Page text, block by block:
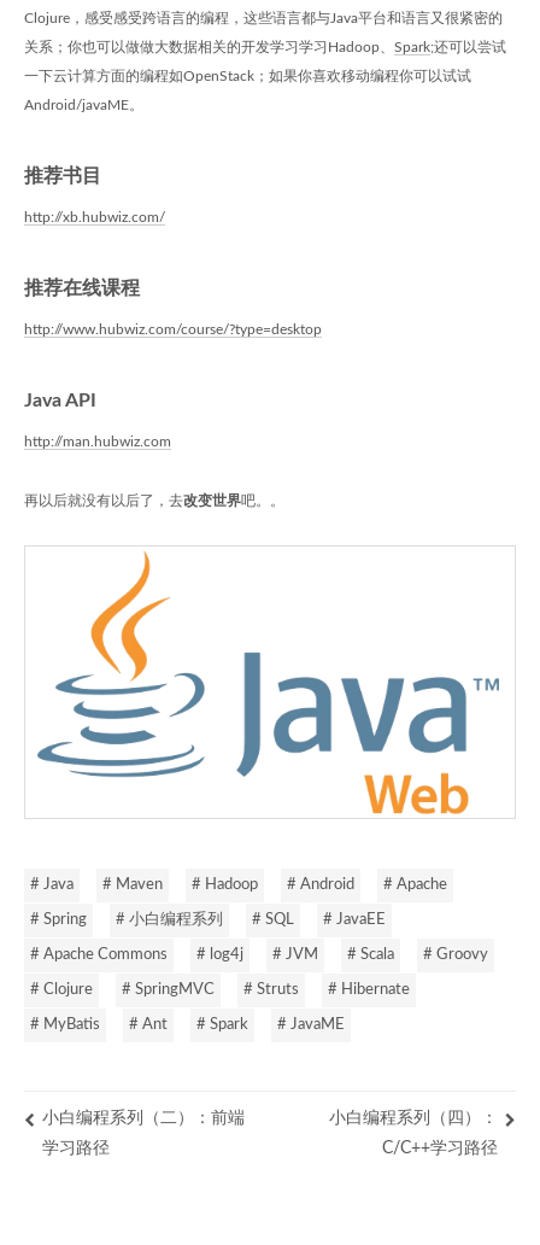
Clojure，感受感受跨语言的编程，这些语言都与Java平台和语言又很紧密的
关系；你也可以做做大数据相关的开发学习学习Hadoop、 Spark;还可以尝试
一下云计算方面的编程如OpenStack；如果你喜欢移动编程你可以试试
Android/javaME。
推荐书目
http://xb.hubwiz.com/
推荐在线课程
http://www.hubwiz.com/course/?type=desktop
Java API
http://man.hubwiz.com
再以后就没有以后了，去改变世界吧。。
# Java # Maven # Hadoop # Android # Apache
# Spring # 小白编程系列 # SQL # JavaEE
# Apache Commons # log4j # JVM # Scala # Groovy
# Clojure # SpringMVC # Struts # Hibernate
# MyBatis # Ant # Spark # JavaME
小白编程系列（二）：前端
学习路径
小白编程系列（四）：
C/C++学习路径